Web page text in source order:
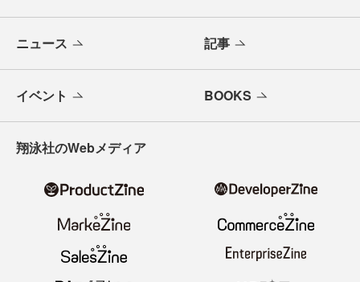
ニュース 記事
イベント BOOKS
翔泳社のWebメディア